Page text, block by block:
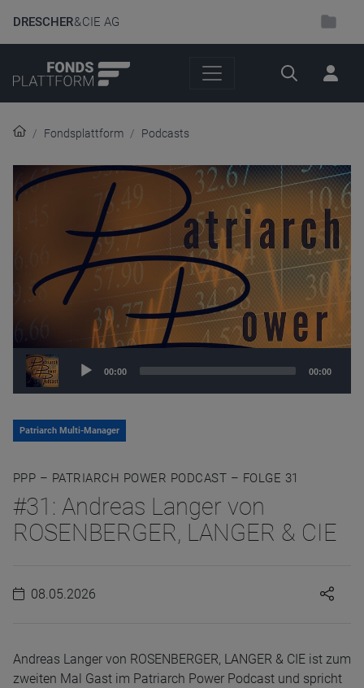
DRESCHER& CIE AG
Suche
Fondsplattform Podcasts
Audio
00:00 00:00
Patriarch Multi-Manager
PPP – PATRIARCH POWER PODCAST – FOLGE 31
#31: Andreas Langer von
ROSENBERGER, LANGER & CIE
08.05.2026
Andreas Langer von ROSENBERGER, LANGER & CIE ist zum
zweiten Mal Gast im Patriarch Power Podcast und spricht